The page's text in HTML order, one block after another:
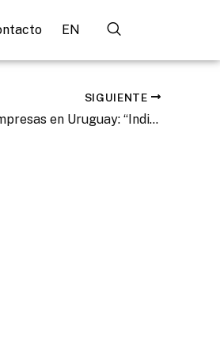
EN
SIGUIENTE
Muttoni sobre reestructuras de empresas en Uruguay: “India ofrece una gran flexibilidad”